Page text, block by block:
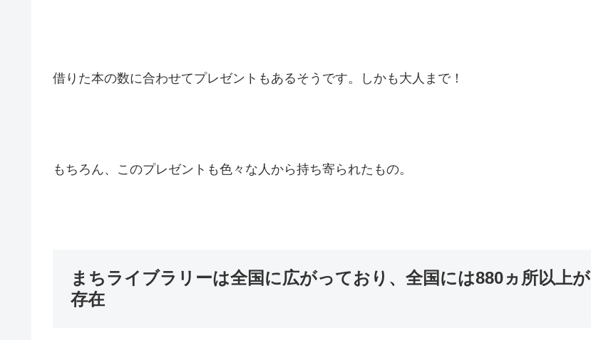
借りた本の数に合わせてプレゼントもあるそうです。しかも大人まで！
もちろん、このプレゼントも色々な人から持ち寄られたもの。
まちライブラリーは全国に広がっており、全国には880ヵ所以上が
存在